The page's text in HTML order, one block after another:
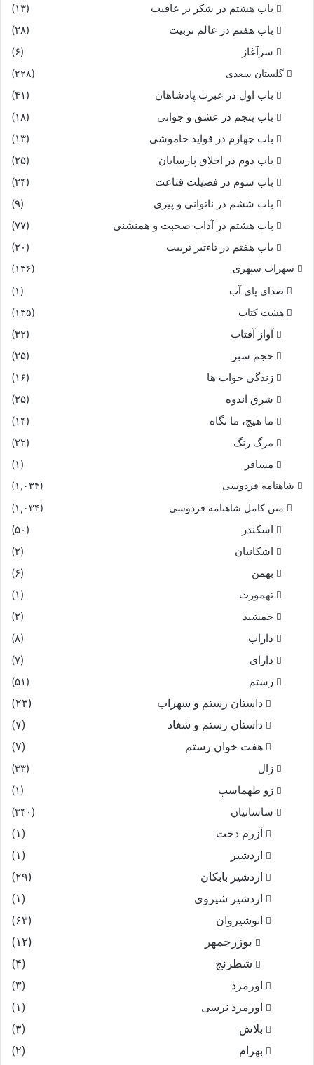
باب هشتم در شکر بر عافیت
(۱۳)
باب هفتم در عالم تربیت
(۲۸)
سرآغاز
(۶)
گلستان سعدی (۲۲۸)
باب اول در عبرت پادشاهان
(۴۱)
باب پنجم در عشق و جوانى
(۱۸)
باب چهارم در فواید خاموشى
(۱۳)
باب دوم در اخلاق پارسایان
(۲۵)
باب سوم در فضیلت قناعت
(۲۴)
باب ششم در ناتوانى و پیرى
(۹)
باب هشتم در آداب صحبت و همنشنى
(۷۷)
باب هفتم در تاءثیر تربیت
(۲۰)
سهراب سپهری (۱۳۶)
صدای پای آب
(۱)
هشت کتاب
(۱۳۵)
آواز آفتاب
(۳۲)
حجم سبز
(۲۵)
زندگی خواب ها
(۱۶)
شرق اندوه
(۲۵)
ما هیچ، ما نگاه
(۱۴)
مرگ رنگ
(۲۲)
مسافر
(۱)
شاهنامه فردوسی (۱,۰۳۴)
متن کامل شاهنامه فردوسی (۱,۰۳۴)
اسکندر
(۵۰)
اشکانیان
(۲)
بهمن
(۶)
تهمورث
(۱)
جمشید
(۲)
داراب
(۸)
دارای
(۷)
رستم
(۵۱)
داستان رستم و سهراب
(۲۳)
داستان رستم و شغاد
(۷)
هفت خوان رستم‏
(۷)
زال
(۳۳)
زو طهماسپ‏
(۱)
ساسانیان
(۳۴۰)
آزرم دخت
(۱)
اردشیر
(۱)
اردشیر بابکان
(۲۹)
اردشیر شیروی
(۱)
انوشیروان
(۶۳)
بوزرجمهر
(۱۲)
شطرنج
(۴)
اورمزد
(۳)
اورمزد نرسى‏
(۱)
بلاش
(۳)
بهرام
(۲)